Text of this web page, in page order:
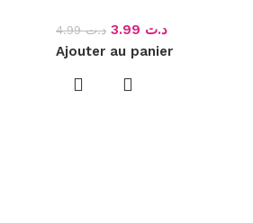
د.ت4.99 د.ت
Ajouter au panier